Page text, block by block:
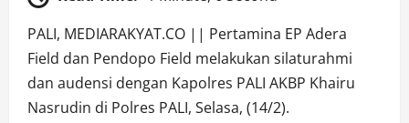
PALI, MEDIARAKYAT.CO || Pertamina EP Adera
Field dan Pendopo Field melakukan silaturahmi
dan audensi dengan Kapolres PALI AKBP Khairu
Nasrudin di Polres PALI, Selasa, (14/2).